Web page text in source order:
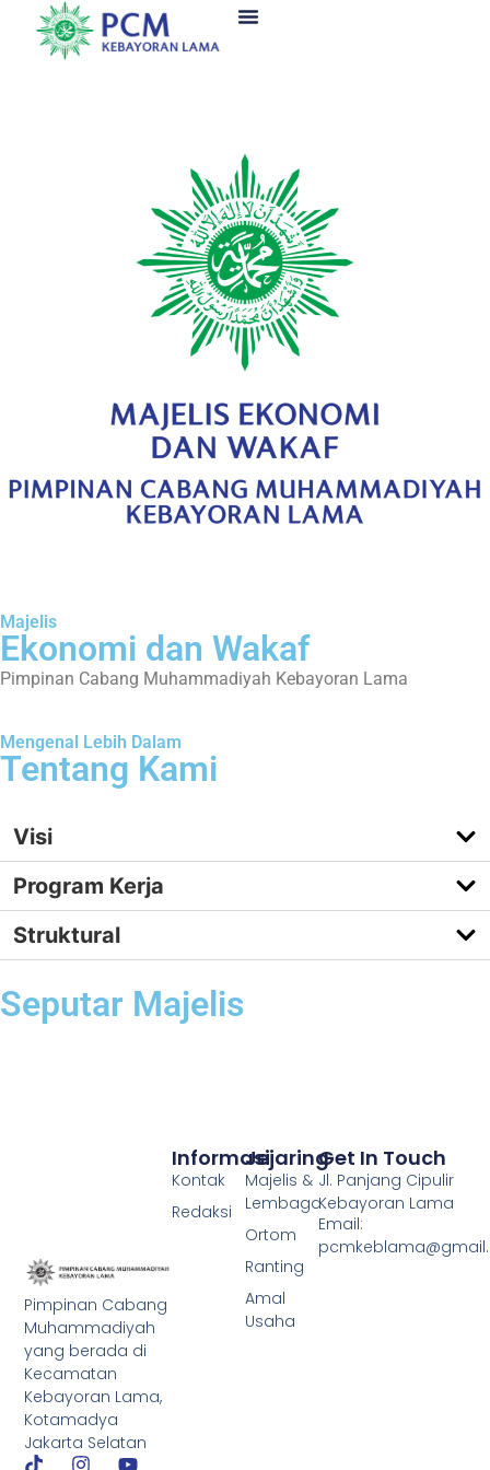
Majelis
Ekonomi dan Wakaf
Pimpinan Cabang Muhammadiyah Kebayoran Lama
Mengenal Lebih Dalam
Tentang Kami
Visi
Program Kerja
Struktural
Seputar Majelis
Pimpinan Cabang
Muhammadiyah
yang berada di
Kecamatan
Kebayoran Lama,
Kotamadya
Jakarta Selatan
Jejaring
Majelis &
Lembaga
Ortom
Ranting
Amal
Usaha
Informasi
Kontak
Redaksi
Get In Touch
Jl. Panjang Cipulir
Kebayoran Lama
Email: